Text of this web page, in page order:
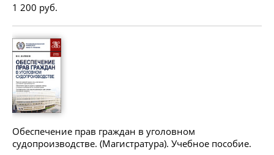
1 200 руб.
Обеспечение прав граждан в уголовном
судопроизводстве. (Магистратура). Учебное пособие.